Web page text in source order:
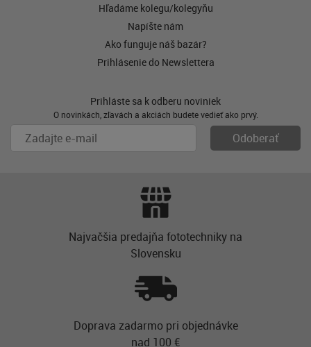
Hľadáme kolegu/kolegyňu
Napíšte nám
Ako funguje náš bazár?
Prihlásenie do Newslettera
Prihláste sa k odberu noviniek
O novinkách, zľavách a akciách budete vedieť ako prvý.
Najvačšia predajňa fototechniky na
Slovensku
Doprava zadarmo pri objednávke
nad 100 €